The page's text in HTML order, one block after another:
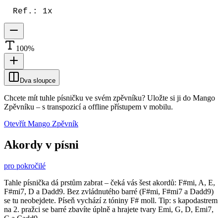
Ref.: 1x
100%
Dva sloupce
Chcete mít tuhle písničku ve svém zpěvníku? Uložte si ji do Mango
Zpěvníku – s transpozicí a offline přístupem v mobilu.
Otevřít Mango Zpěvník
Akordy v písni
pro pokročilé
Tahle písnička dá prstům zabrat – čeká vás šest akordů: F#mi, A, E,
F#mi7, D a Dadd9. Bez zvládnutého barré (F#mi, F#mi7 a Dadd9)
se tu neobejdete. Píseň vychází z tóniny F# moll. Tip: s kapodastrem
na 2. pražci se barré zbavíte úplně a hrajete tvary Emi, G, D, Emi7,